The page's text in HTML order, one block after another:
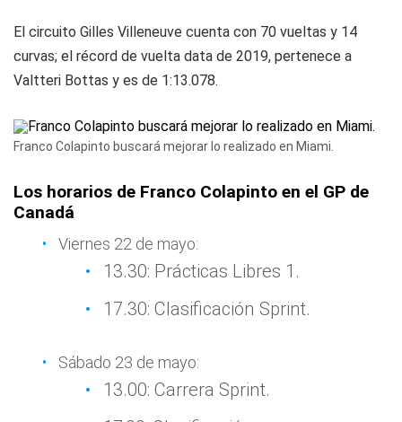
El circuito Gilles Villeneuve cuenta con 70 vueltas y 14
curvas; el récord de vuelta data de 2019, pertenece a
Valtteri Bottas y es de 1:13.078.
Franco Colapinto buscará mejorar lo realizado en Miami.
Los horarios de Franco Colapinto en el GP de
Canadá
Viernes 22 de mayo:
13.30: Prácticas Libres 1.
17.30: Clasificación Sprint.
Sábado 23 de mayo:
13.00: Carrera Sprint.